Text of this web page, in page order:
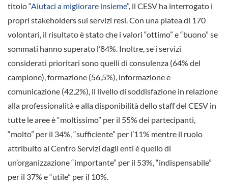
titolo “Aiutaci a migliorare insieme”, il CESV ha interrogato i
propri stakeholders sui servizi resi. Con una platea di 170
volontari, il risultato è stato che i valori “ottimo” e “buono” se
sommati hanno superato l’84%. Inoltre, se i servizi
considerati prioritari sono quelli di consulenza (64% del
campione), formazione (56,5%), informazione e
comunicazione (42,2%), il livello di soddisfazione in relazione
alla professionalità e alla disponibilità dello staff del CESV in
tutte le aree è “moltissimo” per il 55% dei partecipanti,
“molto” per il 34%, “sufficiente” per l’11% mentre il ruolo
attribuito al Centro Servizi dagli enti è quello di
un’organizzazione “importante” per il 53%, “indispensabile”
per il 37% e “utile” per il 10%.